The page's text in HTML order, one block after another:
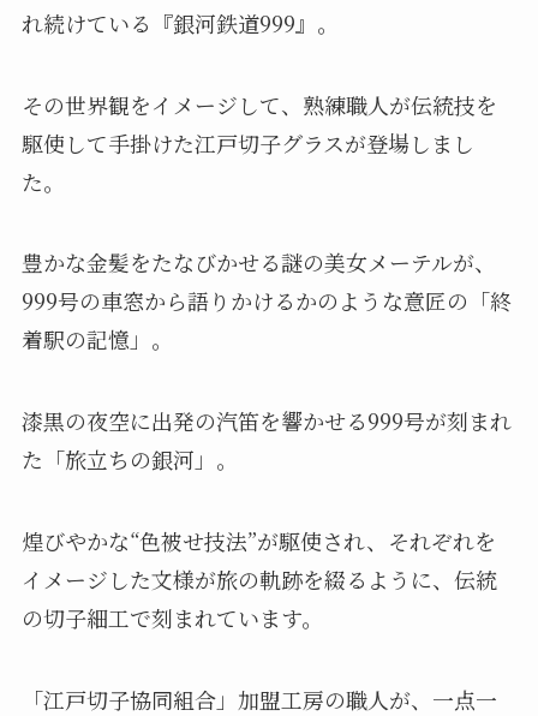
れ続けている『銀河鉄道999』。
その世界観をイメージして、熟練職人が伝統技を
駆使して手掛けた江戸切子グラスが登場しまし
た。
豊かな金髪をたなびかせる謎の美女メーテルが、
999号の車窓から語りかけるかのような意匠の「終
着駅の記憶」。
漆黒の夜空に出発の汽笛を響かせる999号が刻まれ
た「旅立ちの銀河」。
煌びやかな“色被せ技法”が駆使され、それぞれを
イメージした文様が旅の軌跡を綴るように、伝統
の切子細工で刻まれています。
「江戸切子協同組合」加盟工房の職人が、一点一